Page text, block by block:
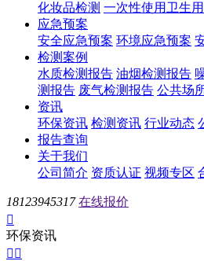
化妆品检测 一次性使用卫生
应急预案
安全应急预案 环境应急预案
检测案例
水质检测报告 油烟检测报告
测报告 废气检测报告 公共场
资讯
环保资讯 检测资讯 行业动态
报告查询
关于我们
公司简介 资质认证 视频专区
18123945317 在线报价

环保资讯
 